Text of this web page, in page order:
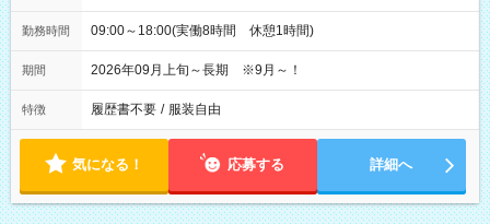
勤務時間 09:00～18:00(実働8時間 休憩1時間)
期間 2026年09月上旬～長期 ※9月～！
特徴 履歴書不要 / 服装自由
気になる！ 応募する 詳細へ